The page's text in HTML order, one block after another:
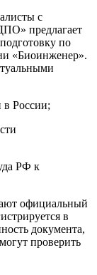
с
предлагает
по
«Биоинженер».
в России;
РФ к
официальный
в
документа,
проверить